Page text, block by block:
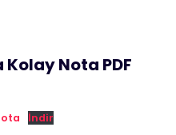
Kolay Nota PDF
İndir